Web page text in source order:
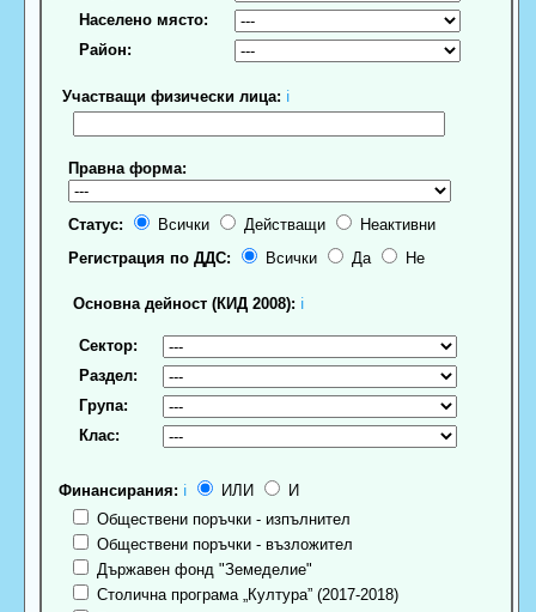
Населено място:
Район:
Участващи физически лица: ℹ
Правна форма:
Статус: Всички Действащи
Неактивни
Регистрация по ДДС:
Всички Да Не
Основна дейност (КИД 2008): ℹ
Сектор:
Раздел:
Група:
Клас:
Финансирания: ℹ ИЛИ
И
Обществени поръчки - изпълнител
Обществени поръчки - възложител
Държавен фонд "Земеделие"
Столична програма „Култура” (2017-2018)